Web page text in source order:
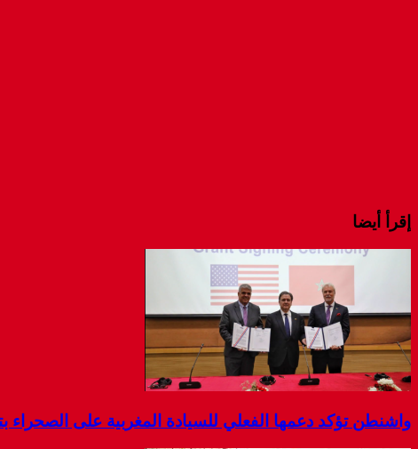
إقرأ أيضا
واشنطن تؤكد دعمها الفعلي للسيادة المغربية على الصحراء